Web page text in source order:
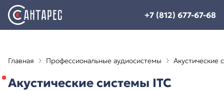
+7 (812) 677-67-68
Главная Профессиональные аудиосистемы Акустические
Акустические системы ITC